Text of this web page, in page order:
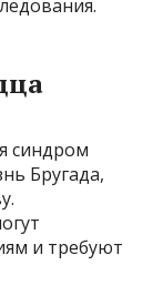
синдром
Бругада,
и требуют